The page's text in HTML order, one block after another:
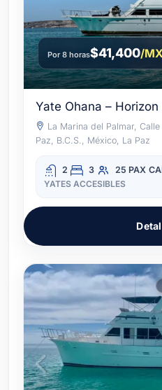
Por 8 horas$41,400/
Yate Ohana –
La Marina del Palmar,
Paz, B.C.S., México, La Paz
2 3 25 PAX
YATES ACCESIBLES